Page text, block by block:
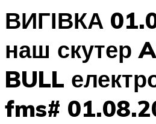
ВИГІВКА
наш скутер
BULL
fms#